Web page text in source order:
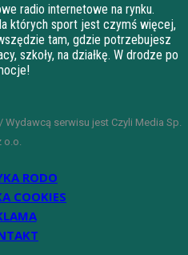
radio internetowe na rynku.
których sport jest czymś więcej,
tam, gdzie potrzebujesz
szkoły, na działkę. W drodze po
serwisu jest Czyli Media Sp.
o.o.
RODO
COOKIES